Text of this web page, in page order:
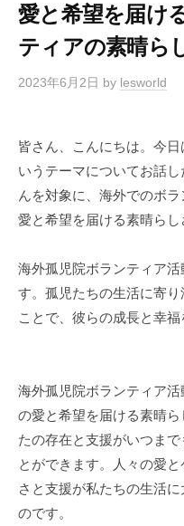
愛と希望を届け
ティアの素晴ら
2023年6月2日 by lesworld
皆さん、こんにちは。今
いうテーマについてお話
んを対象に、海外でのボ
愛と希望を届ける素晴らし
海外孤児院ボランティア
す。孤児たちの生活に寄
ことで、彼らの成長と幸
海外孤児院ボランティア
の愛と希望を届ける素晴
たの存在と支援がいつま
とができます。人々の愛
さと支援が私たちの生活
のです。